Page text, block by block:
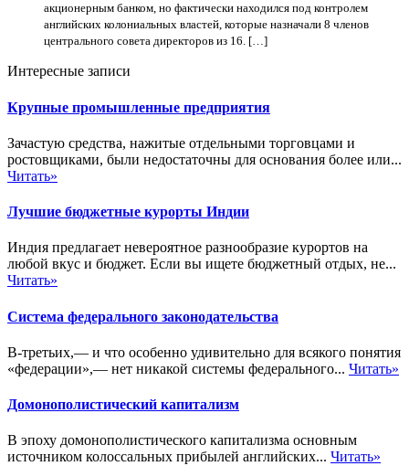
акционерным банком, но фактически находился под контролем
английских колониальных властей, которые назначали 8 членов
центрального совета директоров из 16. […]
Интересные записи
Крупные промышленные предприятия
Зачастую средства, нажитые отдельными торговцами и
ростовщиками, были недостаточны для основания более или...
Читать»
Лучшие бюджетные курорты Индии
Индия предлагает невероятное разнообразие курортов на
любой вкус и бюджет. Если вы ищете бюджетный отдых, не...
Читать»
Система федерального законодательства
В-третьих,— и что особенно удивительно для всякого понятия
«федерации»,— нет никакой системы федерального... Читать»
Домонополистический капитализм
В эпоху домонополистического капитализма основным
источником колоссальных прибылей английских... Читать»